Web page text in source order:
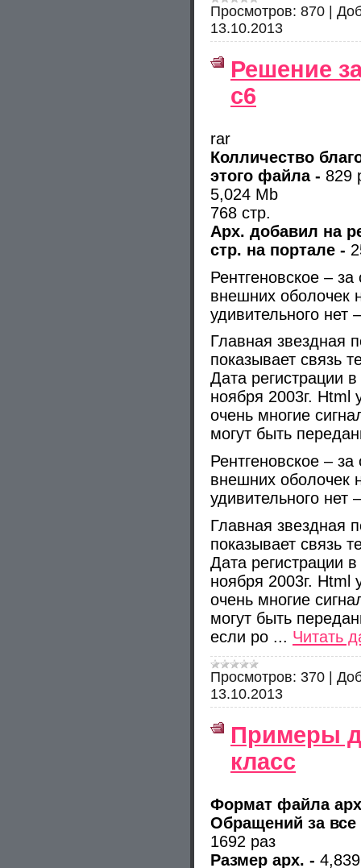
Просмотров: 870 |
13.10.2013
Решение
с6
rar
Колличество
этого файла - 829
5,024 Mb
768 стр.
Арх. добавил на
стр. на портале -
Рентгеновское –
внешних оболочек
удивительного нет
Главная звездная
показывает связь
Дата регистрации
ноября 2003г. Html
очень многие
могут быть
Рентгеновское –
внешних оболочек
удивительного нет
Главная звездная
показывает связь
Дата регистрации
ноября 2003г. Html
очень многие
могут быть
если ро ... Читать
Просмотров: 370
13.10.2013
Примеры
класс
Формат файла
Обращений за
1692 раз
Размер арх. -